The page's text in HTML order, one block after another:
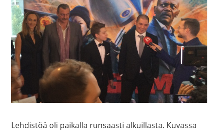
Lehdistöä oli paikalla runsaasti alkuillasta. Kuvassa